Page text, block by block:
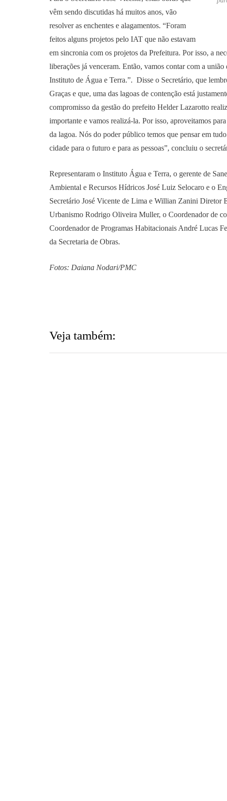
vêm sendo discutidas há muitos anos, vão
resolver as enchentes e alagamentos. “Foram
feitos alguns projetos pelo IAT que não estavam
em sincronia com os projetos da Prefeitura. Por isso, a
liberações já venceram. Então, vamos contar com a
Instituto de Água e Terra.”. Disse o Secretário, que
Graças e que, uma das lagoas de contenção está
compromisso da gestão do prefeito Helder Lazarotto
importante e vamos realizá-la. Por isso, aproveitamos
da lagoa. Nós do poder público temos que pensar em
cidade para o futuro e para as pessoas”, concluiu o
Representaram o Instituto Água e Terra, o gerente de
Ambiental e Recursos Hídricos José Luiz Selocaro e o
Secretário José Vicente de Lima e Willian Zanini Diretor
Urbanismo Rodrigo Oliveira Muller, o Coordenador de
Coordenador de Programas Habitacionais André Lucas
da Secretaria de Obras.
Fotos: Daiana Nodari/PMC
Veja também: